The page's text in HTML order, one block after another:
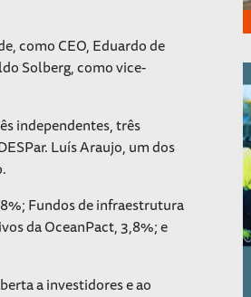
como CEO, Eduardo de
Solberg, como vice-
independentes, três
Luís Araujo, um dos
Fundos de infraestrutura
da OceanPact, 3,8%; e
a investidores e ao